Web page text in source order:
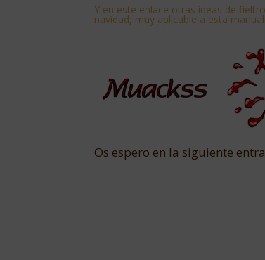
Y en este enlace otras ideas de
navidad, muy aplicable a esta
Os espero en la siguiente